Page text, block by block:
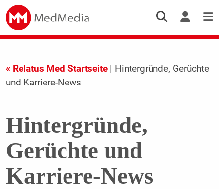
« Relatus Med Startseite| Hintergründe, Gerüchte
und Karriere-News
Hintergründe,
Gerüchte und
Karriere-News